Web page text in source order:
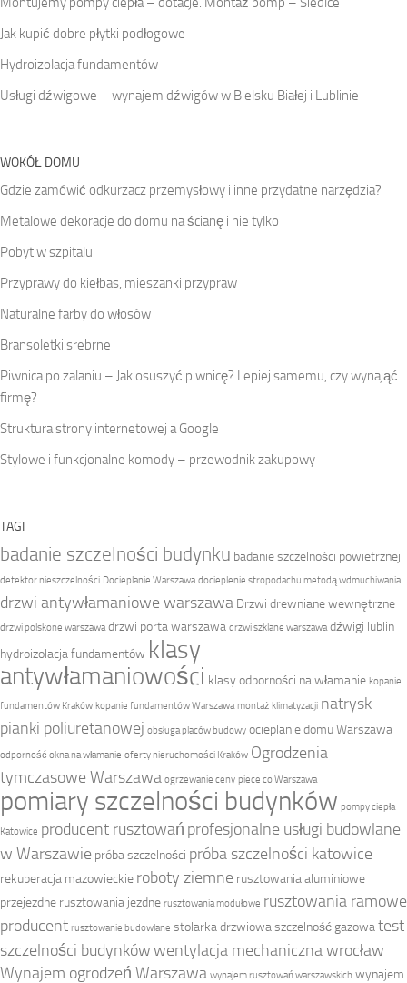
Jak kupić dobre płytki podłogowe
Hydroizolacja fundamentów
Usługi dźwigowe – wynajem dźwigów w Bielsku Białej i Lublinie
WOKÓŁ DOMU
Gdzie zamówić odkurzacz przemysłowy i inne przydatne narzędzia?
Metalowe dekoracje do domu na ścianę i nie tylko
Pobyt w szpitalu
Przyprawy do kiełbas, mieszanki przypraw
Naturalne farby do włosów
Bransoletki srebrne
Piwnica po zalaniu – Jak osuszyć piwnicę? Lepiej samemu, czy wynająć
firmę?
Struktura strony internetowej a Google
Stylowe i funkcjonalne komody – przewodnik zakupowy
TAGI
badanie szczelności budynku badanie szczelności powietrznej
detektor nieszczelności Docieplanie Warszawa docieplenie stropodachu metodą wdmuchiwania
drzwi antywłamaniowe warszawa Drzwi drewniane wewnętrzne
drzwi polskone warszawa drzwi porta warszawa drzwi szklane warszawa dźwigi lublin
hydroizolacja fundamentów klasy
antywłamaniowości klasy odporności na włamanie kopanie
fundamentów Kraków kopanie fundamentów Warszawa montaż klimatyzacji natrysk
pianki poliuretanowej obsługa placów budowy ocieplanie domu Warszawa
odporność okna na włamanie oferty nieruchomości Kraków Ogrodzenia
tymczasowe Warszawa ogrzewanie ceny piece co Warszawa
pomiary szczelności budynków pompy ciepła
Katowice producent rusztowań profesjonalne usługi budowlane
w Warszawie próba szczelności próba szczelności katowice
rekuperacja mazowieckie roboty ziemne rusztowania aluminiowe
przejezdne rusztowania jezdne rusztowania modułowe rusztowania ramowe
producent rusztowanie budowlane stolarka drzwiowaszczelność gazowatest
szczelności budynkówwentylacja mechaniczna wrocław
Wynajem ogrodzeń Warszawa wynajem rusztowań warszawskich wynajem